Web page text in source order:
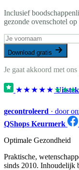
Inclusief
gezonde ovenschotel op
Download gratis
Je gaat akkoord met ons
★★★★★
gecontroleerd · door
QShops Keurmerk
Optimale Gezondheid
Praktische,
sinds 2010. Inhoudelijk